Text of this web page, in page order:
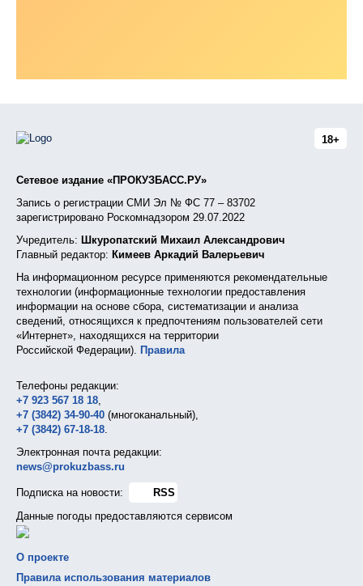
18+
Сетевое издание «ПРОКУЗБАСС.РУ»
Запись о регистрации СМИ Эл № ФС 77 – 83702
зарегистрировано Роскомнадзором 29.07.2022
Учредитель: Шкуропатский Михаил Александрович
Главный редактор: Кимеев Аркадий Валерьевич
На информационном ресурсе применяются рекомендательные
технологии (информационные технологии предоставления
информации на основе сбора, систематизации и анализа
сведений, относящихся к предпочтениям пользователей сети
«Интернет», находящихся на территории
Российской Федерации). Правила
Телефоны редакции:
+7 923 567 18 18,
+7 (3842) 34-90-40 (многоканальный),
+7 (3842) 67-18-18.
Электронная почта редакции:
news@prokuzbass.ru
Подписка на новости:
RSS
Данные погоды предоставляются сервисом
О проекте
Правила использования материалов